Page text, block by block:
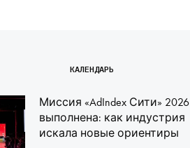
КАЛЕНДАРЬ
Миссия «AdIndex Сити» 2026
выполнена: как индустрия
искала новые ориентиры